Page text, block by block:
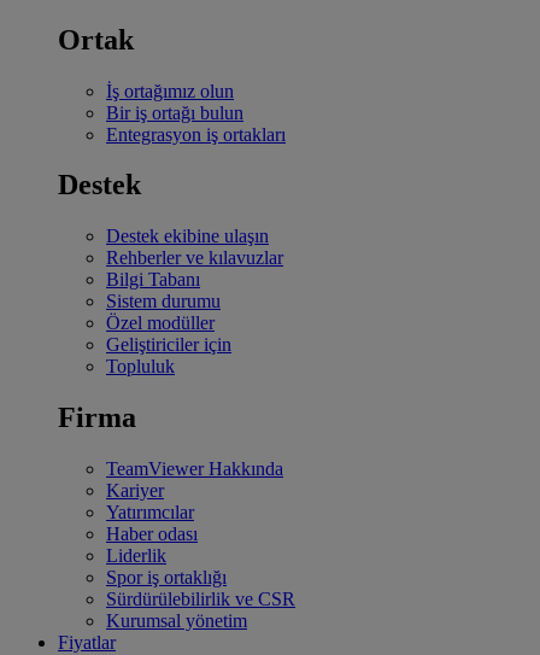
Ortak
İş ortağımız olun
Bir iş ortağı bulun
Entegrasyon iş ortakları
Destek
Destek ekibine ulaşın
Rehberler ve kılavuzlar
Bilgi Tabanı
Sistem durumu
Özel modüller
Geliştiriciler için
Topluluk
Firma
TeamViewer Hakkında
Kariyer
Yatırımcılar
Haber odası
Liderlik
Spor iş ortaklığı
Sürdürülebilirlik ve CSR
Kurumsal yönetim
Fiyatlar